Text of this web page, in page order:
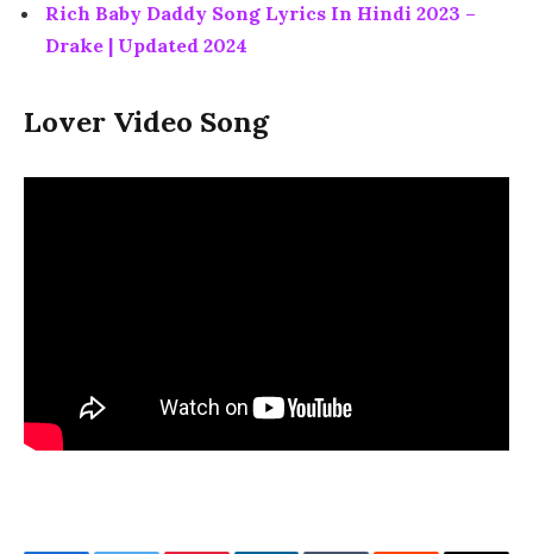
Rich Baby Daddy Song Lyrics In Hindi 2023 –
Drake | Updated 2024
Lover Video Song